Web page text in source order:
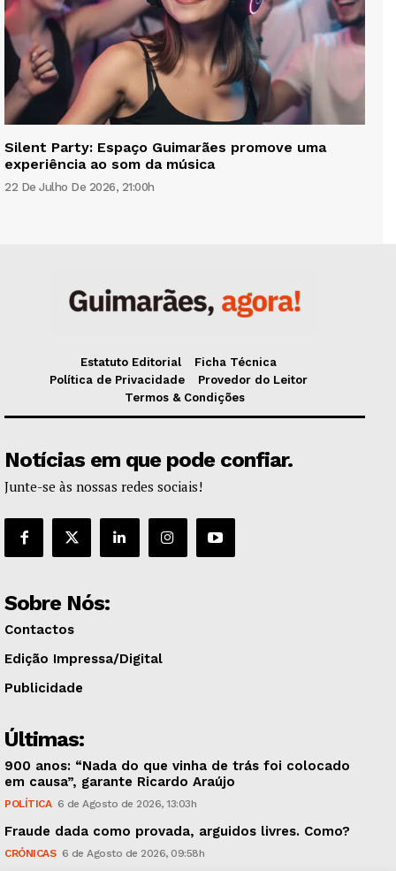
Silent Party: Espaço Guimarães promove uma
experiência ao som da música
22 De Julho De 2026, 21:00h
Estatuto Editorial
Ficha Técnica
Política de Privacidade
Provedor do Leitor
Termos & Condições
Notícias em que pode confiar.
Junte-se às nossas redes sociais!
Sobre Nós:
Contactos
Edição Impressa/Digital
Publicidade
Últimas:
900 anos: “Nada do que vinha de trás foi colocado
em causa”, garante Ricardo Araújo
POLÍTICA 6 de Agosto de 2026, 13:03h
Fraude dada como provada, arguidos livres. Como?
CRÓNICAS 6 de Agosto de 2026, 09:58h